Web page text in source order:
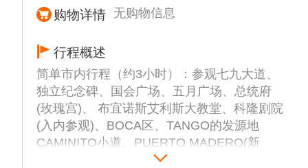
购物详情 无购物信息
行程概述
简单市内行程（约3小时）：参观七九大道、
独立纪念碑、国会广场、五月广场、总统府
(玫瑰宫)、 布宜诺斯艾利斯大教堂、科隆剧院
(入内参观)、BOCA区、TANGO的发源地
CAMINITO小道、PUERTO MADERO(新
港)、典雅的女人桥等。